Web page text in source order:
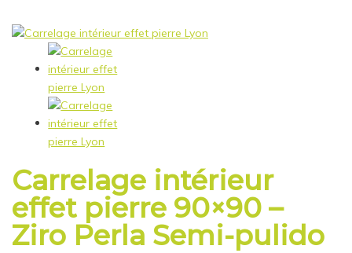
Carrelage intérieur
effet pierre 90×90 –
Ziro Perla Semi-pulido